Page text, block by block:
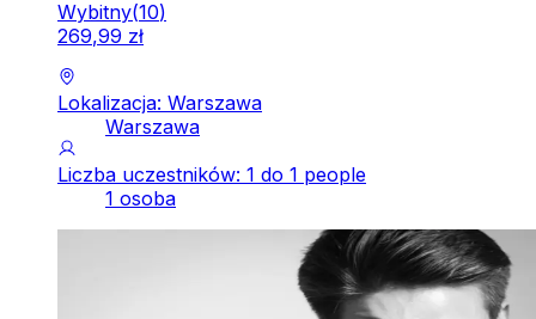
Wybitny(10)
269,99 zł
Lokalizacja: Warszawa
Warszawa
Liczba uczestników: 1 do 1 people
1 osoba